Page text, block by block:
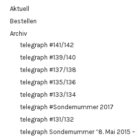
Aktuell
Bestellen
Archiv
telegraph #141/142
telegraph #139/140
telegraph #137/138
telegraph #135/136
telegraph #133/134
telegraph #Sondernummer 2017
telegraph #131/132
telegraph Sondernummer “8. Mai 2015 –